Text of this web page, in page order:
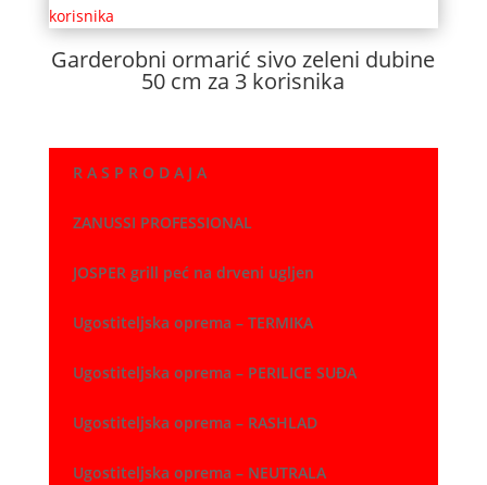
Garderobni ormarić sivo zeleni dubine
50 cm za 3 korisnika
R A S P R O D A J A
ZANUSSI PROFESSIONAL
JOSPER grill peć na drveni ugljen
Ugostiteljska oprema – TERMIKA
Ugostiteljska oprema – PERILICE SUĐA
Ugostiteljska oprema – RASHLAD
Ugostiteljska oprema – NEUTRALA